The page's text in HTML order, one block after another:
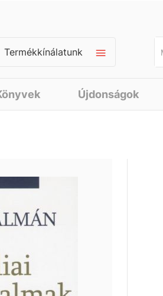
Termékkínálatunk
Újdonságok